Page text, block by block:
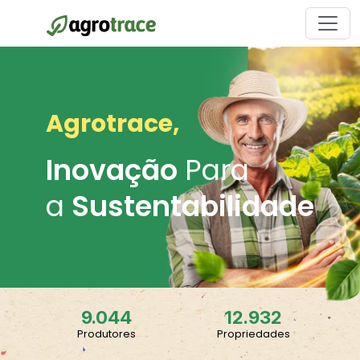
Agrotrace,
Inovação Para
a Sustentabilidade
9.044
Produtores
12.932
Propriedades